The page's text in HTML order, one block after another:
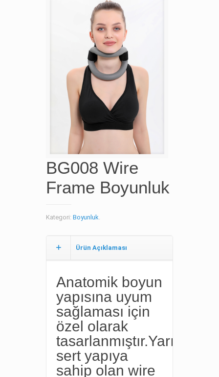
BG008 Wire
Frame Boyunluk
Kategori: Boyunluk.
Ürün Açıklaması
Anatomik boyun
yapısına uyum
sağlaması için
özel olarak
tasarlanmıştır.Yarı
sert yapıya
sahip olan wire